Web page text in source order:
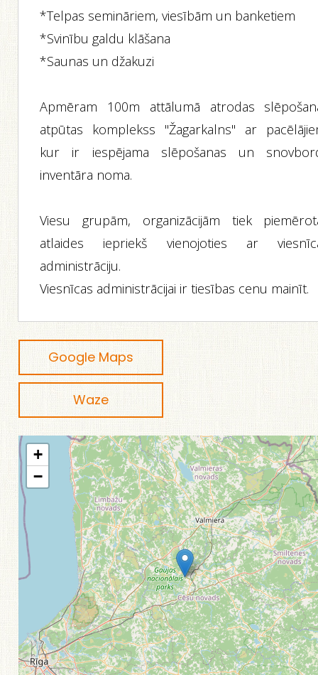
*Telpas semināriem, viesībām un banketiem
*Svinību galdu klāšana
*Saunas un džakuzi
Apmēram 100m attālumā atrodas
atpūtas komplekss "Žagarkalns" ar
kur ir iespējama slēpošanas un
inventāra noma.
Viesu grupām, organizācijām tiek
atlaides iepriekš vienojoties ar
administrāciju.
Viesnīcas administrācijai ir tiesības cenu mainīt.
Google Maps
Waze
+
−